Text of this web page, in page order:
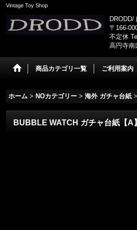
Vintage Toy Shop
DRODD/
〒166-
不定休
高円寺南
商品カテゴリ一覧 ご利用案内
ホーム > NOカテゴリー > 海外 ガチャ台紙 >
BUBBLE WATCH ガチャ台紙【A